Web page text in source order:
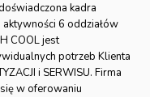
kadra
6 oddziałów
COOL jest
potrzeb Klienta
i SERWISU. Firma
w oferowaniu